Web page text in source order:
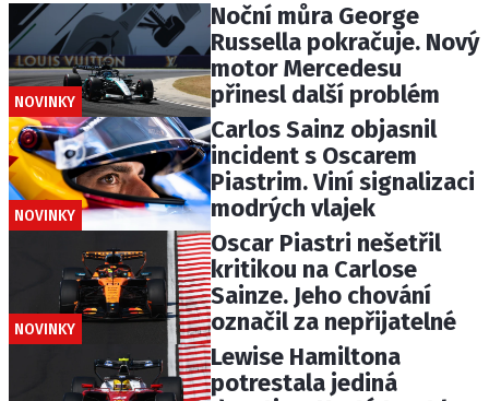
NOVINKY
Noční můra George
Russella pokračuje. Nový
motor Mercedesu
přinesl další problém
NOVINKY
Carlos Sainz objasnil
incident s Oscarem
Piastrim. Viní signalizaci
modrých vlajek
NOVINKY
Oscar Piastri nešetřil
kritikou na Carlose
Sainze. Jeho chování
označil za nepřijatelné
Lewise Hamiltona
potrestala jediná